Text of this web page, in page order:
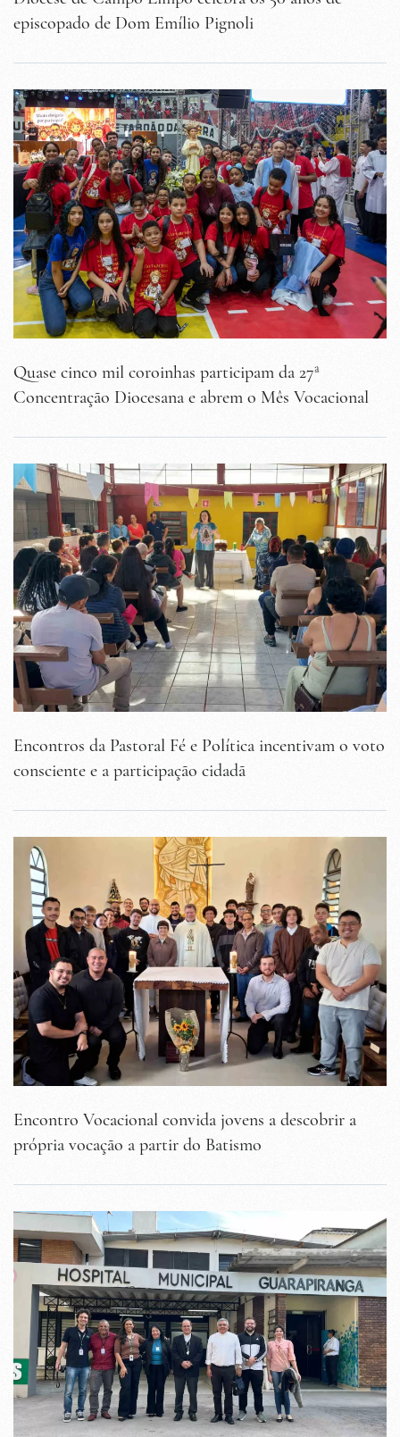
episcopado de Dom Emílio Pignoli
Quase cinco mil coroinhas participam da 27ª
Concentração Diocesana e abrem o Mês Vocacional
Encontros da Pastoral Fé e Política incentivam o voto
consciente e a participação cidadã
Encontro Vocacional convida jovens a descobrir a
própria vocação a partir do Batismo